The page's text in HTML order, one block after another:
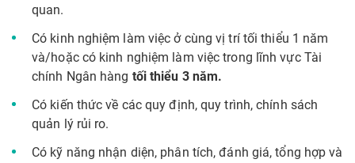
quan.
Có kinh nghiệm làm việc ở cùng vị trí tối thiểu 1 năm
và/hoặc có kinh nghiệm làm việc trong lĩnh vực Tài
chính Ngân hàng tối thiểu 3 năm.
Có kiến thức về các quy định, quy trình, chính sách
quản lý rủi ro.
Có kỹ năng nhận diện, phân tích, đánh giá, tổng hợp và